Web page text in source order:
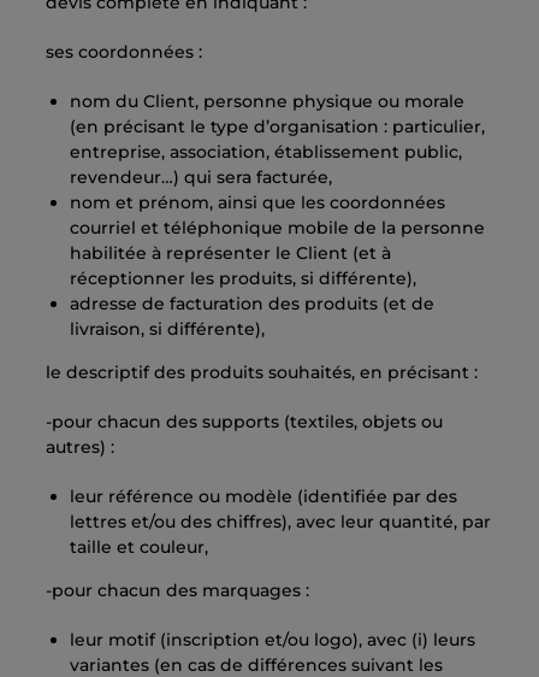
ses coordonnées :
nom du Client, personne physique ou morale
(en précisant le type d’organisation : particulier,
entreprise, association, établissement public,
revendeur…) qui sera facturée,
nom et prénom, ainsi que les coordonnées
courriel et téléphonique mobile de la personne
habilitée à représenter le Client (et à
réceptionner les produits, si différente),
adresse de facturation des produits (et de
livraison, si différente),
le descriptif des produits souhaités, en précisant :
-pour chacun des supports (textiles, objets ou
autres) :
leur référence ou modèle (identifiée par des
lettres et/ou des chiffres), avec leur quantité, par
taille et couleur,
-pour chacun des marquages :
leur motif (inscription et/ou logo), avec (i) leurs
variantes (en cas de différences suivant les